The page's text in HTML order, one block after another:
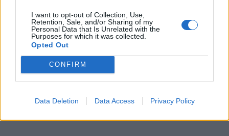
I want to opt-out of Collection, Use,
Retention, Sale, and/or Sharing of my
Personal Data that Is Unrelated with the
Purposes for which it was collected.
Opted Out
CONFIRM
Data Deletion Data Access Privacy Policy
GTA 6: Ein kleines Detail könnte die Spielwelt
GamerInfos - 20. Juli 2026